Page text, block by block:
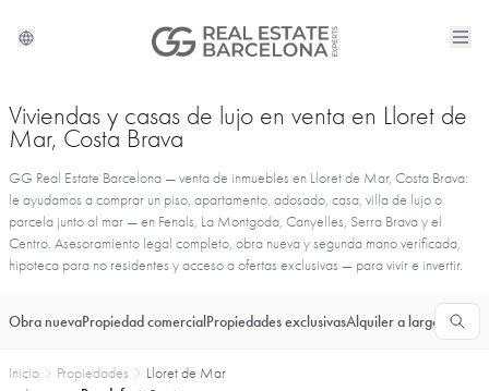
Viviendas y casas de lujo en venta en Lloret de
Mar, Costa Brava
GG Real Estate Barcelona — venta de inmuebles en Lloret de Mar, Costa Brava:
le ayudamos a comprar un piso, apartamento, adosado, casa, villa de lujo o
parcela junto al mar — en Fenals, La Montgoda, Canyelles, Serra Brava y el
Centro. Asesoramiento legal completo, obra nueva y segunda mano verificada,
hipoteca para no residentes y acceso a ofertas exclusivas — para vivir e invertir.
Obra nuevaPropiedad comercial Propiedades exclusivasAlquiler a largo plazo
Inicio Propiedades
Lloret de Mar